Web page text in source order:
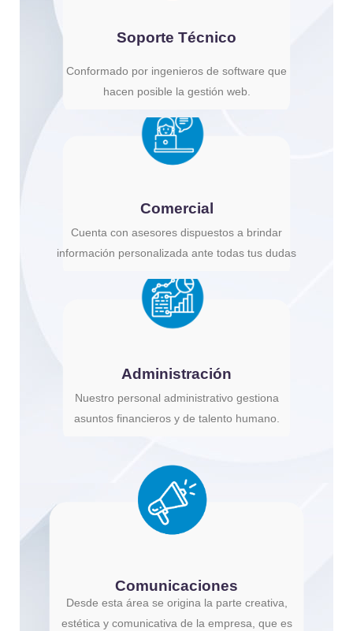
Soporte Técnico
Conformado por ingenieros de software que
hacen posible la gestión web.
Comercial
Cuenta con asesores dispuestos a brindar
información personalizada ante todas tus dudas
Administración
Nuestro personal administrativo gestiona
asuntos financieros y de talento humano.
Comunicaciones
Desde esta área se origina la parte creativa,
estética y comunicativa de la empresa, que es